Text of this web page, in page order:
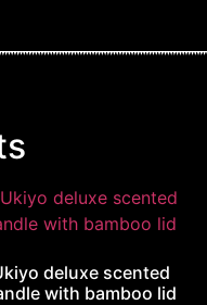
deluxe scented
with bamboo lid